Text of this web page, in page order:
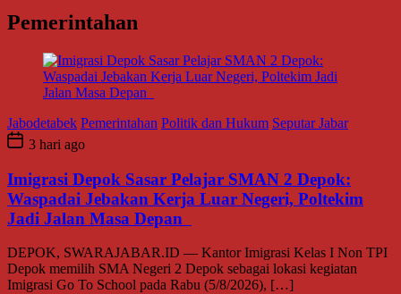
Pemerintahan
Jabodetabek Pemerintahan Politik dan Hukum Seputar Jabar
3 hari ago
Imigrasi Depok Sasar Pelajar SMAN 2 Depok:
Waspadai Jebakan Kerja Luar Negeri, Poltekim
Jadi Jalan Masa Depan
DEPOK, SWARAJABAR.ID — Kantor Imigrasi Kelas I Non TPI
Depok memilih SMA Negeri 2 Depok sebagai lokasi kegiatan
Imigrasi Go To School pada Rabu (5/8/2026), […]